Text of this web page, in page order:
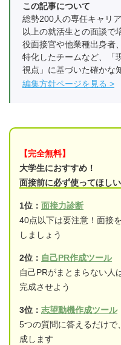
この記事について
総勢200人の専任キャリ
以上の就活生との面談で
役面接官や他業種出身者
特化したチームなど、「
視点」に基づいた確かな
編集方針ページを見る
【完全無料】
大学生におすすめ！
面接前に必ず使ってほし
1位： 面接力診断
40点以下は要注意！面接
しましょう
2位： 自己PR作成ツール
自己PRがまとまらない人
完成させよう
3位： 志望動機作成ツール
5つの質問に答えるだけ
成します